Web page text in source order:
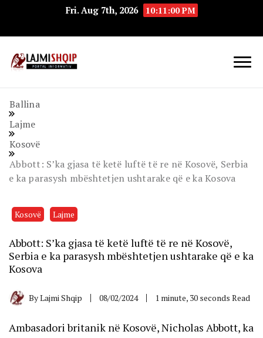
Fri. Aug 7th, 2026 10:11:01 PM
Ballina
Lajme
Kosovë
Abbott: S’ka gjasa të ketë luftë të re në Kosovë, Serbia
e ka parasysh mbështetjen ushtarake që e ka Kosova
Kosovë Lajme
Abbott: S’ka gjasa të ketë luftë të re në Kosovë,
Serbia e ka parasysh mbështetjen ushtarake që e ka
Kosova
ByLajmi Shqip 08/02/2024 1 minute, 30 seconds Read
Ambasadori britanik në Kosovë, Nicholas Abbott, ka